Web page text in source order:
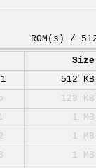
ROM(s) /
Size
512 KB
128 KB
1 MB
1 MB
1 MB